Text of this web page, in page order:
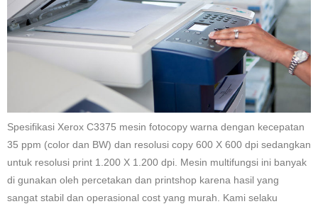
Spesifikasi Xerox C3375 mesin fotocopy warna dengan kecepatan
35 ppm (color dan BW) dan resolusi copy 600 X 600 dpi sedangkan
untuk resolusi print 1.200 X 1.200 dpi. Mesin multifungsi ini banyak
di gunakan oleh percetakan dan printshop karena hasil yang
sangat stabil dan operasional cost yang murah. Kami selaku